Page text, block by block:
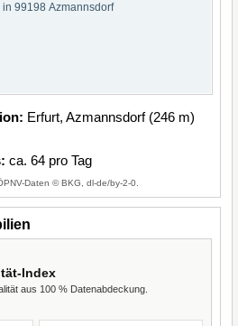
in 99198 Azmannsdorf
Erfurt, Azmannsdorf (246 m)
ca. 64 pro Tag
Daten © BKG, dl-de/by-2-0.
Index
aus 100 % Datenabdeckung.